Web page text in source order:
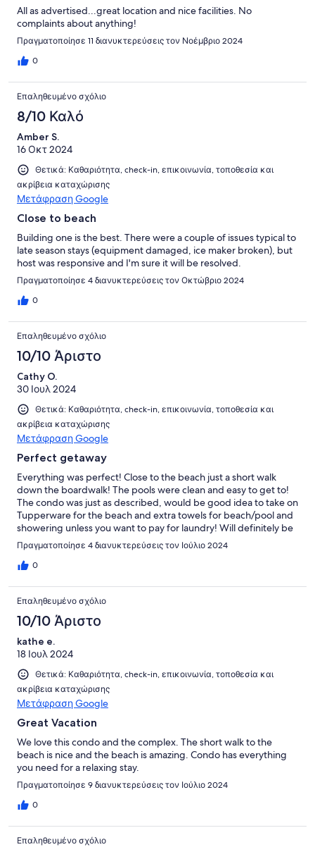
All as advertised...great location and nice facilities. No
complaints about anything!
Πραγματοποίησε 11 διανυκτερεύσεις τον Νοέμβριο 2024
0
Επαληθευμένο σχόλιο
8/10 Καλό
Amber S.
16 Οκτ 2024
Θετικά: Καθαριότητα, check-in, επικοινωνία, τοποθεσία και
ακρίβεια καταχώρισης
Μετάφραση Google
Close to beach
Building one is the best. There were a couple of issues typical to
late season stays (equipment damaged, ice maker broken), but
host was responsive and I'm sure it will be resolved.
Πραγματοποίησε 4 διανυκτερεύσεις τον Οκτώβριο 2024
0
Επαληθευμένο σχόλιο
10/10 Άριστο
Cathy O.
30 Ιουλ 2024
Θετικά: Καθαριότητα, check-in, επικοινωνία, τοποθεσία και
ακρίβεια καταχώρισης
Μετάφραση Google
Perfect getaway
Everything was perfect! Close to the beach just a short walk
down the boardwalk! The pools were clean and easy to get to!
The condo was just as described, would be good idea to take on
Tupperware for the beach and extra towels for beach/pool and
showering unless you want to pay for laundry! Will definitely be
back!!
Πραγματοποίησε 4 διανυκτερεύσεις τον Ιούλιο 2024
0
Επαληθευμένο σχόλιο
10/10 Άριστο
kathe e.
18 Ιουλ 2024
Θετικά: Καθαριότητα, check-in, επικοινωνία, τοποθεσία και
ακρίβεια καταχώρισης
Μετάφραση Google
Great Vacation
We love this condo and the complex. The short walk to the
beach is nice and the beach is amazing. Condo has everything
you need for a relaxing stay.
Πραγματοποίησε 9 διανυκτερεύσεις τον Ιούλιο 2024
0
Επαληθευμένο σχόλιο